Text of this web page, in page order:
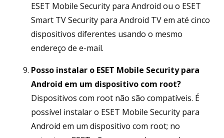
ESET Mobile Security para Android ou o ESET
Smart TV Security para Android TV em até cinco
dispositivos diferentes usando o mesmo
endereço de e-mail.
Posso instalar o ESET Mobile Security para
Android em um dispositivo com root?
Dispositivos com root não são compatíveis. É
possível instalar o ESET Mobile Security para
Android em um dispositivo com root; no